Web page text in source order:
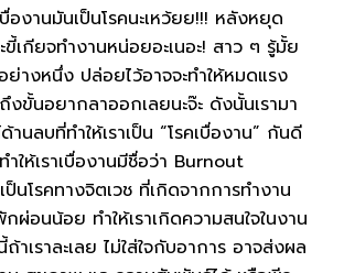
บื่องานมันเป็นโรคนะเหว้ยย!!! หลังหยุด
ขี้เกียจทำงานหน่อยอะเนอะ! สาว ๆ รู้มั้ย
ย่างหนึ่ง ปล่อยไว้อาจจะทำให้หมดแรง
งขั้นอยากลาออกเลยนะจ๊ะ ดังนั้นเรามา
นลบที่ทำให้เราเป็น “โรคเบื่องาน” กันดี
ำให้เราเบื่องานมีชื่อว่า Burnout
นโรคทางจิตเวช ที่เกิดจากการทำงาน
ผ่อนน้อย ทำให้เราเกิดความสนใจในงาน
าเราละเลย ไม่ใส่ใจกับอาการ อาจส่งผล